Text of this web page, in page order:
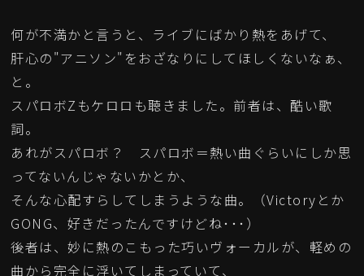
何が不満かと言うと、ライブにばかり熱をあげて、
肝心の"アニソン"をおざなりにしてほしくないなぁ、
と。
スパロボZもケロロも聴きました。前者は、酷い歌
詞。
あれがスパロボ？ スパロボ＝熱い曲ぐらいにしか思
ってないんじゃないかとか、
そんな心配すらしてしまうような曲。（Victoryとか
GONG、好きだったんですけどね･･･）
後者は、妙に熱のこもった巧いヴォーカルが、軽めの
曲から完全に浮いてしまっていて、